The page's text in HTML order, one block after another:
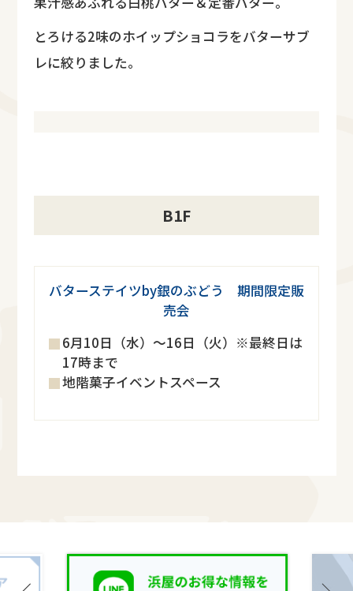
とろける2味のホイップショコラをバターサブ
レに絞りました。
B1F
バターステイツby銀のぶどう 期間限定販
売会
6月10日（水）～16日（火）※最終日は
17時まで
地階菓子イベントスペース